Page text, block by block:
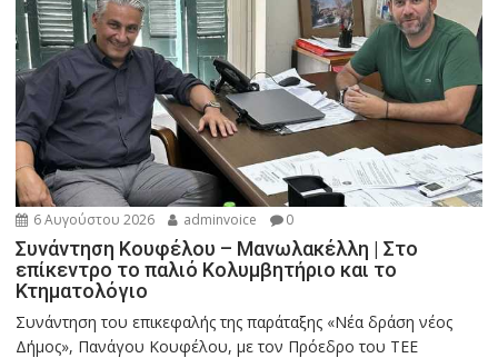
6 Αυγούστου 2026 adminvoice 0
Συνάντηση Κουφέλου – Μανωλακέλλη | Στο
επίκεντρο το παλιό Κολυμβητήριο και το
Κτηματολόγιο
Συνάντηση του επικεφαλής της παράταξης «Νέα δράση νέος
Δήμος», Πανάγου Κουφέλου, με τον Πρόεδρο του ΤΕΕ